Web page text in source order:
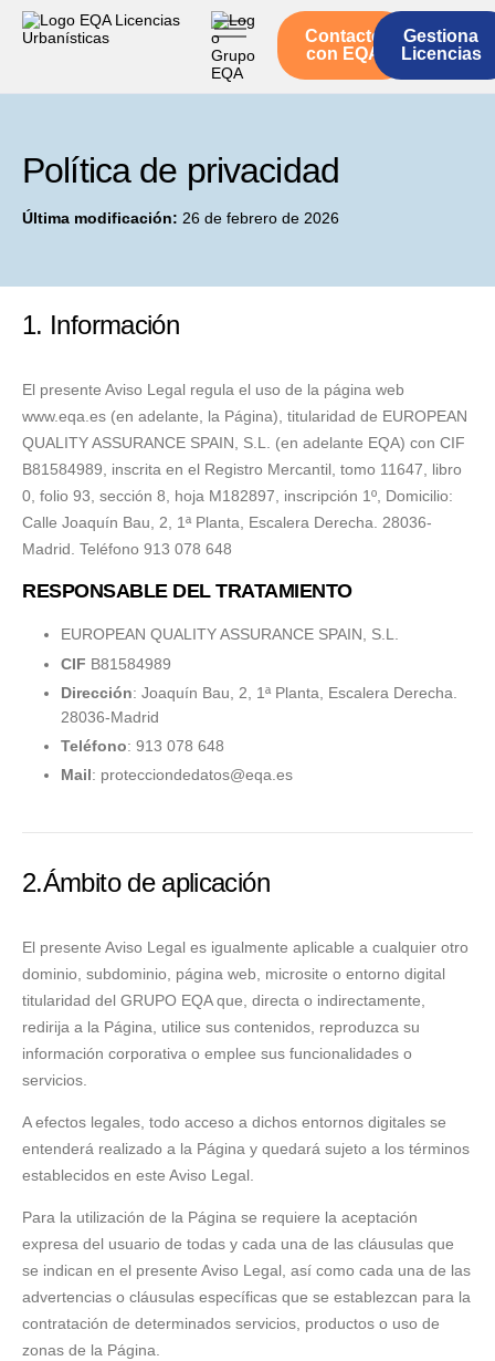
Servicios
Actualidad
Contacto
con EQA
Gestiona
Licencias
Política de privacidad
Última modificación: 26 de febrero de 2026
1. Información
El presente Aviso Legal regula el uso de la página web
www.eqa.es (en adelante, la Página), titularidad de EUROPEAN
QUALITY ASSURANCE SPAIN, S.L. (en adelante EQA) con CIF
B81584989, inscrita en el Registro Mercantil, tomo 11647, libro
0, folio 93, sección 8, hoja M182897, inscripción 1º, Domicilio:
Calle Joaquín Bau, 2, 1ª Planta, Escalera Derecha. 28036-
Madrid. Teléfono 913 078 648
RESPONSABLE DEL TRATAMIENTO
EUROPEAN QUALITY ASSURANCE SPAIN, S.L.
CIF B81584989
Dirección: Joaquín Bau, 2, 1ª Planta, Escalera Derecha.
28036-Madrid
Teléfono: 913 078 648
Mail: protecciondedatos@eqa.es
2.Ámbito de aplicación
El presente Aviso Legal es igualmente aplicable a cualquier otro
dominio, subdominio, página web, microsite o entorno digital
titularidad del GRUPO EQA que, directa o indirectamente,
redirija a la Página, utilice sus contenidos, reproduzca su
información corporativa o emplee sus funcionalidades o
servicios.
A efectos legales, todo acceso a dichos entornos digitales se
entenderá realizado a la Página y quedará sujeto a los términos
establecidos en este Aviso Legal.
Para la utilización de la Página se requiere la aceptación
expresa del usuario de todas y cada una de las cláusulas que
se indican en el presente Aviso Legal, así como cada una de las
advertencias o cláusulas específicas que se establezcan para la
contratación de determinados servicios, productos o uso de
zonas de la Página.